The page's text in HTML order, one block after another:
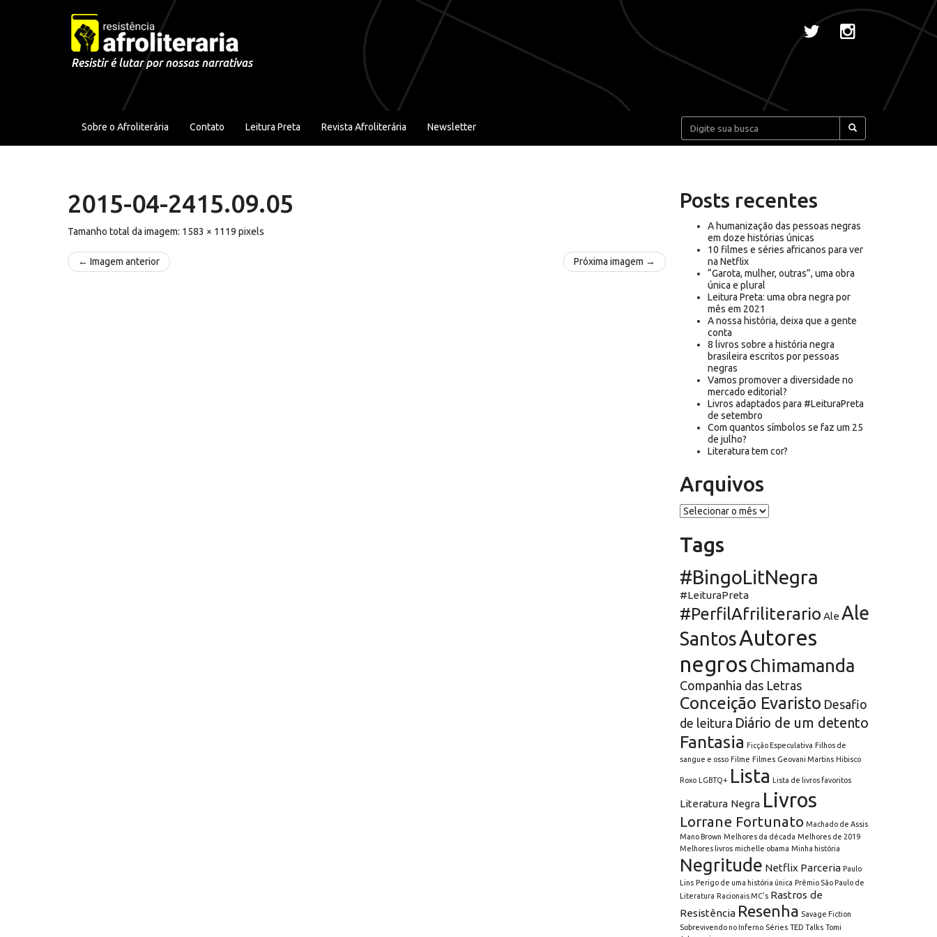
Pular para o conteúdo
Resistir é lutar por nossas narrativas
Sobre o Afroliterária Contato Leitura Preta Revista Afroliterária Newsletter Pesquisar:
2015-04-2415.09.05
Tamanho total da imagem: 1583 × 1119 pixels
← Imagem anterior Próxima imagem →
Posts recentes
A humanização das pessoas negras
em doze histórias únicas
10 filmes e séries africanos para ver
na Netflix
“Garota, mulher, outras”, uma obra
única e plural
Leitura Preta: uma obra negra por
mês em 2021
A nossa história, deixa que a gente
conta
8 livros sobre a história negra
brasileira escritos por pessoas
negras
Vamos promover a diversidade no
mercado editorial?
Livros adaptados para #LeituraPreta
de setembro
Com quantos símbolos se faz um 25
de julho?
Literatura tem cor?
Arquivos
Arquivos
Tags
#BingoLitNegra
#LeituraPreta
#PerfilAfriliterario Ale Ale
SantosAutores
negros Chimamanda
Companhia das Letras
Conceição Evaristo Desafio
de leitura Diário de um detento
Fantasia Ficção Especulativa Filhos de
sangue e osso Filme Filmes Geovani Martins Hibisco
Roxo LGBTQ+ Lista Lista de livros favoritos
Literatura Negra Livros
Lorrane Fortunato Machado de Assis
Mano Brown Melhores da década Melhores de 2019
Melhores livros michelle obama Minha história
Negritude Netflix Parceria Paulo
Lins Perigo de uma história única Prêmio São Paulo de
Literatura Racionais MC's Rastros de
Resistência Resenha Savage Fiction
Sobrevivendo no Inferno Séries TED Talks Tomi